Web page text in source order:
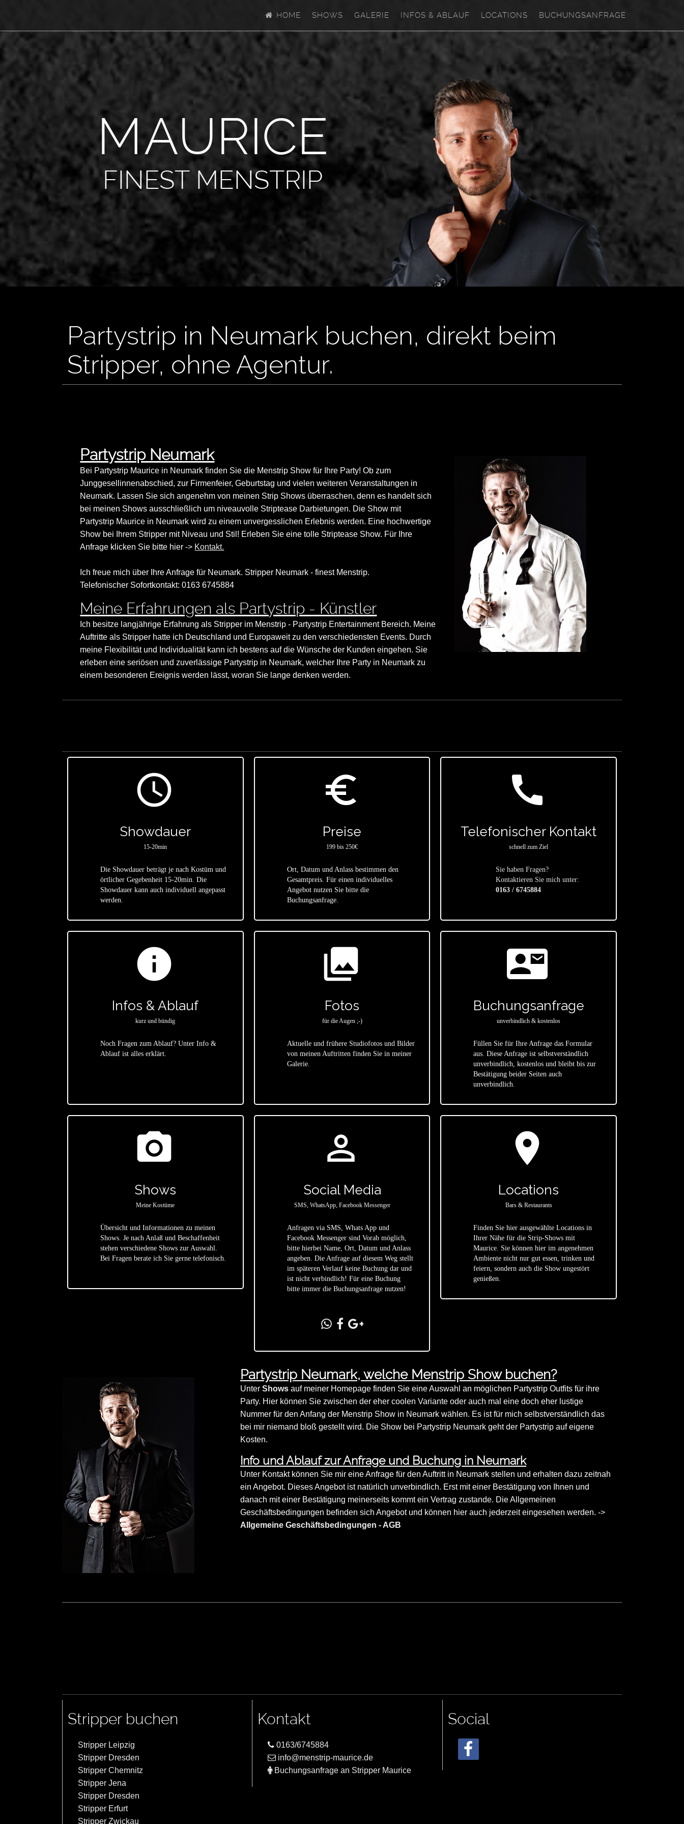
HOME SHOWS GALERIE INFOS & ABLAUF LOCATIONS BUCHUNGSANFRAGE
MAURICE
FINEST MENSTRIP
Partystrip in Neumark buchen, direkt beim
Stripper, ohne Agentur.
Partystrip Neumark
Bei Partystrip Maurice in Neumark finden Sie die Menstrip Show für Ihre Party! Ob zum
Junggesellinnenabschied, zur Firmenfeier, Geburtstag und vielen weiteren Veranstaltungen in
Neumark. Lassen Sie sich angenehm von meinen Strip Shows überraschen, denn es handelt sich
bei meinen Shows ausschließlich um niveauvolle Striptease Darbietungen. Die Show mit
Partystrip Maurice in Neumark wird zu einem unvergesslichen Erlebnis werden. Eine hochwertige
Show bei Ihrem Stripper mit Niveau und Stil! Erleben Sie eine tolle Striptease Show. Für Ihre
Anfrage klicken Sie bitte hier -> Kontakt.
Ich freue mich über Ihre Anfrage für Neumark. Stripper Neumark - finest Menstrip.
Telefonischer Sofortkontakt: 0163 6745884
Meine Erfahrungen als Partystrip - Künstler
Ich besitze langjährige Erfahrung als Stripper im Menstrip - Partystrip Entertainment Bereich. Meine
Auftritte als Stripper hatte ich Deutschland und Europaweit zu den verschiedensten Events. Durch
meine Flexibilität und Individualität kann ich bestens auf die Wünsche der Kunden eingehen. Sie
erleben eine seriösen und zuverlässige Partystrip in Neumark, welcher Ihre Party in Neumark zu
einem besonderen Ereignis werden lässt, woran Sie lange denken werden.
access_time
Showdauer
15-20min
Die Showdauer beträgt je nach Kostüm und
örtlicher Gegebenheit 15-20min. Die
Showdauer kann auch individuell angepasst
werden.
euro_symbol
Preise
199 bis 250€
Ort, Datum und Anlass bestimmen den
Gesamtpreis. Für einen individuelles
Angebot nutzen Sie bitte die
Buchungsanfrage.
call
Telefonischer Kontakt
schnell zum Ziel
Sie haben Fragen?
Kontaktieren Sie mich unter:
0163 / 6745884
info
Infos & Ablauf
kurz und bündig
Noch Fragen zum Ablauf? Unter Info &
Ablauf ist alles erklärt.
photo_library
Fotos
für die Augen ;-)
Aktuelle und frühere Studiofotos und Bilder
von meinen Auftritten finden Sie in meiner
Galerie.
contact_mail
Buchungsanfrage
unverbindlich & kostenlos
Füllen Sie für Ihre Anfrage das Formular
aus. Diese Anfrage ist selbstverständlich
unverbindlich, kostenlos und bleibt bis zur
Bestätigung beider Seiten auch
unverbindlich.
photo_camera
Shows
Meine Kostüme
Übersicht und Informationen zu meinen
Shows. Je nach Anlaß und Beschaffenheit
stehen verschiedene Shows zur Auswahl.
Bei Fragen berate ich Sie gerne telefonisch.
person_outline
Social Media
SMS, WhatsApp, Facebook Messenger
Anfragen via SMS, Whats App und
Facebook Messenger sind Vorab möglich,
bitte hierbei Name, Ort, Datum und Anlass
angeben. Die Anfrage auf diesem Weg stellt
im späteren Verlauf keine Buchung dar und
ist nicht verbindlich! Für eine Buchung
bitte immer die Buchungsanfrage nutzen!
location_on
Locations
Bars & Restaurants
Finden Sie hier ausgewählte Locations in
Ihrer Nähe für die Strip-Shows mit
Maurice. Sie können hier im angenehmen
Ambiente nicht nur gut essen, trinken und
feiern, sondern auch die Show ungestört
genießen.
Partystrip Neumark, welche Menstrip Show buchen?
Unter Shows auf meiner Homepage finden Sie eine Auswahl an möglichen Partystrip Outfits für ihre
Party. Hier können Sie zwischen der eher coolen Variante oder auch mal eine doch eher lustige
Nummer für den Anfang der Menstrip Show in Neumark wählen. Es ist für mich selbstverständlich das
bei mir niemand bloß gestellt wird. Die Show bei Partystrip Neumark geht der Partystrip auf eigene
Kosten.
Info und Ablauf zur Anfrage und Buchung in Neumark
Unter Kontakt können Sie mir eine Anfrage für den Auftritt in Neumark stellen und erhalten dazu zeitnah
ein Angebot. Dieses Angebot ist natürlich unverbindlich. Erst mit einer Bestätigung von Ihnen und
danach mit einer Bestätigung meinerseits kommt ein Vertrag zustande. Die Allgemeinen
Geschäftsbedingungen befinden sich Angebot und können hier auch jederzeit eingesehen werden. ->
Allgemeine Geschäftsbedingungen - AGB
Stripper buchen
Stripper Leipzig
Stripper Dresden
Stripper Chemnitz
Stripper Jena
Stripper Dresden
Stripper Erfurt
Stripper Zwickau
Kontakt
0163/6745884
info@menstrip-maurice.de
Buchungsanfrage an Stripper Maurice
Social